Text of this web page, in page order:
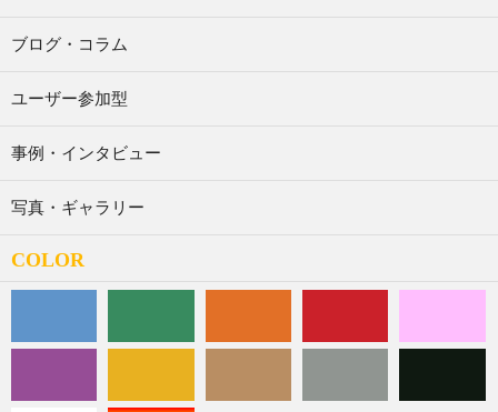
ブログ・コラム
ユーザー参加型
事例・インタビュー
写真・ギャラリー
COLOR